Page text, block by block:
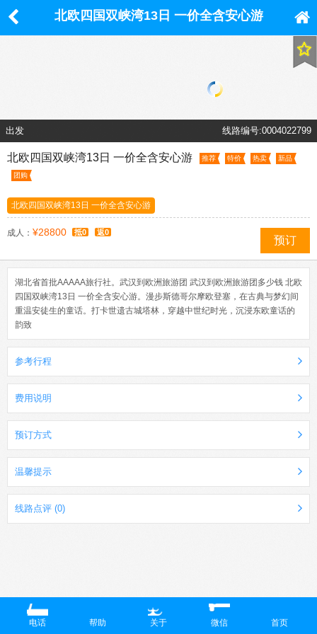
北欧四国双峡湾13日 一价全含安心游
出发 线路编号:0004022799
北欧四国双峡湾13日 一价全含安心游 推荐 特价 热卖 新品
团购
北欧四国双峡湾13日 一价全含安心游
成人： ¥28800 抵0 返0
预订
湖北省首批AAAAA旅行社。武汉到欧洲旅游团 武汉到欧洲旅游团多少钱 北欧
四国双峡湾13日 一价全含安心游。漫步斯德哥尔摩欧登塞，在古典与梦幻间
重温安徒生的童话。打卡世遗古城塔林，穿越中世纪时光，沉浸东欧童话的
韵致
参考行程
费用说明
预订方式
温馨提示
线路点评 (0)
电话 帮助 关于 微信 首页